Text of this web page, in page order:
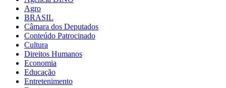
Agro
BRASIL
Câmara dos Deputados
Conteúdo Patrocinado
Cultura
Direitos Humanos
Economia
Educação
Entretenimento